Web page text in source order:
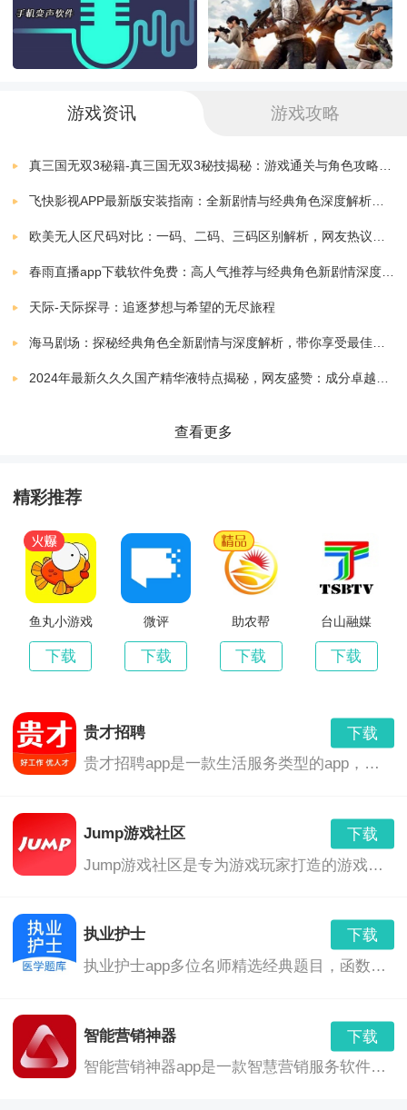
2、头条资讯每日实时推送，让您最新头条动态及时知，
丰厚的新闻资讯内容
软件亮点
1、引荐最有价值的新闻资讯，可以让您一手控制新新闻
资讯内容。
2、为用户提供了视听功能，用户还能够在这里看视频、
3、有本人所喜欢的用户还能够进行珍藏和关注，也能够
发表本人的见地。
4、进步居民对应生活质量状况，带来综合的称心生活服
务功能。
以上就是台山融媒app的全部介绍了，喜欢这款软件的朋
游戏资讯 游戏攻略
天际-天际探寻：追逐梦想与希望的无尽旅程
查看更多
精彩推荐
鱼丸小游戏
下载
微评
下载
助农帮
下载
台山融媒
下载
贵才招聘
下载
贵才招聘app是一款生活服务类型的app，用户在这款聘app里面随时能够在线依据本人的爱好和需求停止选择你喜欢的岗位，里面的的岗位需求、薪酬、地点都明白标注，你能够直接和用工方进行沟通交流，非常的便当，并且里面的企业都是经过实名认证过的，您能够放心，对这款软件有需要的朋友们不要错过了，快来进行贵才招聘app下载使用吧。
Jump游戏社区
下载
Jump游戏社区是专为游戏玩家打造的游戏社区平台，会聚多个游戏平台，能够实时查询最新游戏折扣，理解游戏资讯和游戏攻略，3A大作半价动手，史低游戏天天有，有需要的朋友们快来进行Jump游戏社区下载试玩吧!
执业护士
下载
执业护士app多位名师精选经典题目，函数护理学、内科护理、外科护理、妇产科护理、儿科护理，执业护士软件下载之后分章分节，包含常见高频考点，为考试的提供了充分的复习准备，可随时随地学习练习，感兴趣的用户欢迎来创意手游网下载使用。
智能营销神器
下载
智能营销神器app是一款智慧营销服务软件，拥有拜访管理、客户管理、进销存管理、业绩分析报表、即时通讯等等诸多功能，应用这款营销神器的业务员能够更快的方法向客户推荐最新最特惠的信息，网络推广系统、万词霸屏和营销型网站建设及网络营销工具软件，对这款软件有需要的朋友们不要错过了，快来进行智能营销神器下载使用吧。